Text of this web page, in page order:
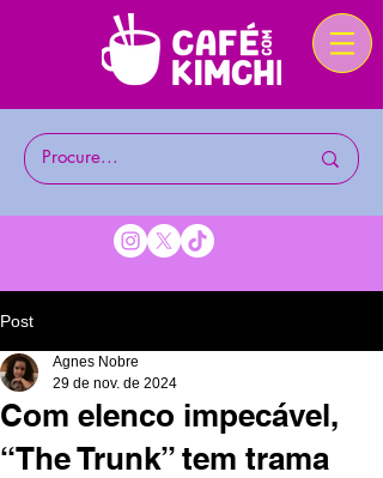
Post
Com elenco impecável,
“The Trunk” tem trama
Agnes Nobre
29 de nov. de 2024